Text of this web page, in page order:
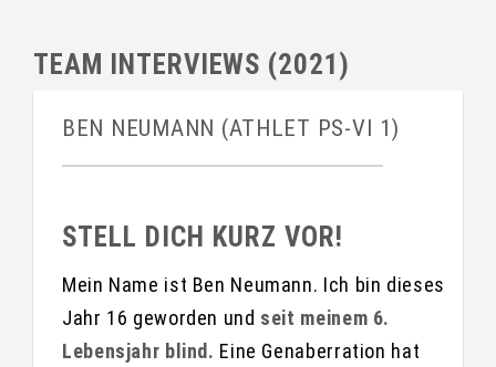
TEAM INTERVIEWS (2021)
BEN NEUMANN (ATHLET PS-VI 1)
STELL DICH KURZ VOR!
Mein Name ist Ben Neumann. Ich bin dieses
Jahr 16 geworden und seit meinem 6.
Lebensjahr blind. Eine Genaberration hat